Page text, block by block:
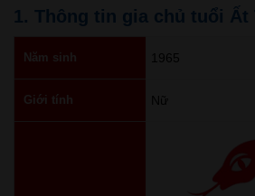
1. Thông tin gia chủ tuổi Ất
Năm sinh 1965
Giới tính Nữ